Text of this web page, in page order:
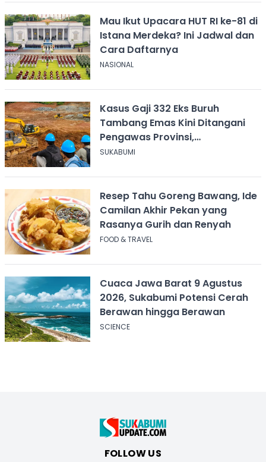
Mau Ikut Upacara HUT RI ke-81 di
Istana Merdeka? Ini Jadwal dan
Cara Daftarnya
NASIONAL
Kasus Gaji 332 Eks Buruh
Tambang Emas Kini Ditangani
Pengawas Provinsi,
Disnakertrans Sukabumi Terus
SUKABUMI
Resep Tahu Goreng Bawang, Ide
Camilan Akhir Pekan yang
Rasanya Gurih dan Renyah
FOOD & TRAVEL
Cuaca Jawa Barat 9 Agustus
2026, Sukabumi Potensi Cerah
Berawan hingga Berawan
SCIENCE
FOLLOW US